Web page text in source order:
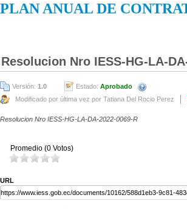
PLAN ANUAL DE
Resolucion Nro IESS-HG-LA-
Versión: 1.0 Estado: Aprobado
Modificado por última vez por Tatiana Del Rocio Perez
Resolucion Nro IESS-HG-LA-DA-2022-0069-R
Promedio (0 Votos)
URL